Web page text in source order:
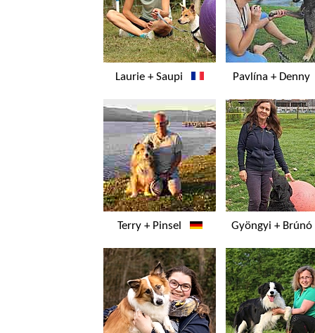
Laurie + Saupi Pavlína +
Terry + Pinsel Gyöngyi +